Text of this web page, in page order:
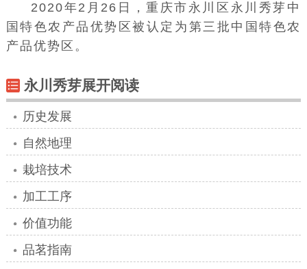
2020年2月26日，重庆市永川区永川秀芽中
国特色农产品优势区被认定为第三批 中国特色农
产品优势区 。
永川秀芽展开阅读
历史发展
自然地理
栽培技术
加工工序
价值功能
品茗指南